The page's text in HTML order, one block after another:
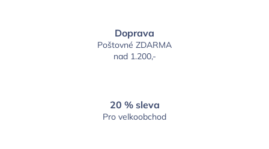
Doprava
Poštovné ZDARMA
nad 1.200,-
20 % sleva
Pro velkoobchod